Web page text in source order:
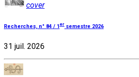
cover
Recherches, n° 84 / 1er semestre 2026
31 juil. 2026